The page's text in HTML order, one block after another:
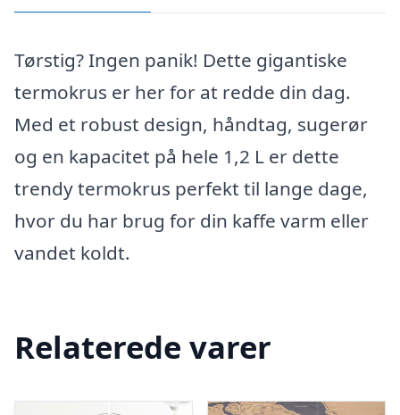
Tørstig? Ingen panik! Dette gigantiske
termokrus er her for at redde din dag.
Med et robust design, håndtag, sugerør
og en kapacitet på hele 1,2 L er dette
trendy termokrus perfekt til lange dage,
hvor du har brug for din kaffe varm eller
vandet koldt.
Relaterede varer